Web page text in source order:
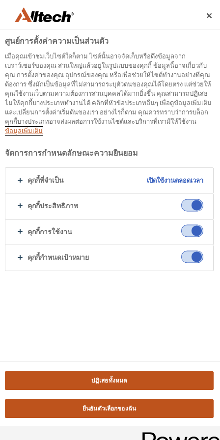
500
Internal Error Server
difficulties. Try refreshing the page or go to the
homepage
Go to Homepage
ศูนย์การตั้งค่าความเป็นส่วนตัว
เมื่อคุณเข้าชมเว็บไซต์ใดก็ตาม ไซต์นั้นอาจจัดเก็บหรือดึงข้อมูลจาก
เบราว์เซอร์ของคุณ ส่วนใหญ่แล้วอยู่ในรูปแบบของคุกกี้ ข้อมูลนี้อาจเกี่ยวกับ
คุณ การตั้งค่าของคุณ อุปกรณ์ของคุณ หรือเพื่อช่วยให้ไซต์ทำงานอย่างที่คุณ
ต้องการ ซึ่งมักเป็นข้อมูลที่ไม่สามารถระบุตัวตนของคุณได้โดยตรง แต่ช่วยให้
คุณใช้งานเว็บตามความต้องการส่วนบุคคลได้มากยิ่งขึ้น คุณสามารถปฏิเสธ
ไม่ให้คุกกี้บางประเภททำงานได้ คลิกที่หัวข้อประเภทอื่นๆ เพื่อดูข้อมูลเพิ่มเติม
และเปลี่ยนการตั้งค่าเริ่มต้นของเรา อย่างไรก็ตาม คุณควรทราบว่าการบล็อก
คุกกี้บางประเภทอาจส่งผลต่อการใช้งานไซต์และบริการที่เรามีให้ใช้งาน
ข้อมูลเพิ่มเติม
จัดการการกำหนดลักษณะความยินยอม
คุกกี้ที่จำเป็น เปิดใช้งานตลอดเวลา
คุกกี้ประสิทธิภาพ
คุกกี้การใช้งาน
คุกกี้กำหนดเป้าหมาย
ปฏิเสธทั้งหมด
ยืนยันตัวเลือกของฉัน